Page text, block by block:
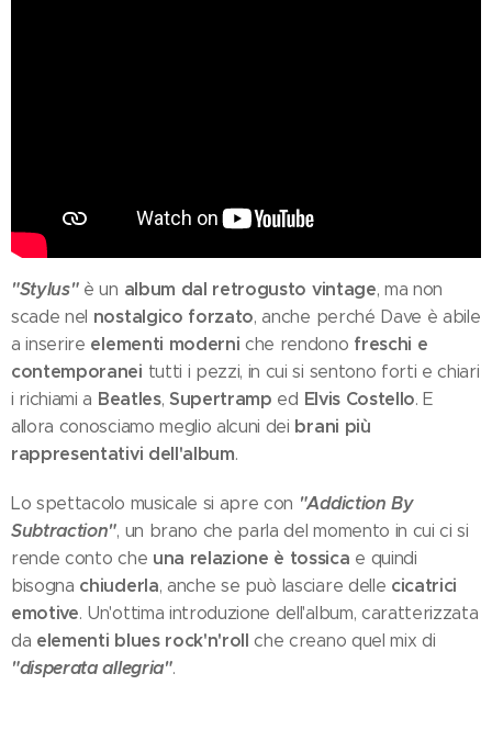
"Stylus"è un album dal retrogusto vintage, ma non
scade nel nostalgico forzato, anche perché Dave è abile
a inserire elementi moderni che rendono freschi e
contemporanei tutti i pezzi, in cui si sentono forti e chiari
i richiami a Beatles, Supertramp ed Elvis Costello. E
allora conosciamo meglio alcuni dei brani più
rappresentativi dell'album.
Lo spettacolo musicale si apre con "Addiction By
Subtraction", un brano che parla del momento in cui ci si
rende conto che una relazione è tossica e quindi
bisogna chiuderla, anche se può lasciare delle cicatrici
emotive. Un'ottima introduzione dell'album, caratterizzata
da elementi blues rock'n'roll che creano quel mix di
"disperata allegria".